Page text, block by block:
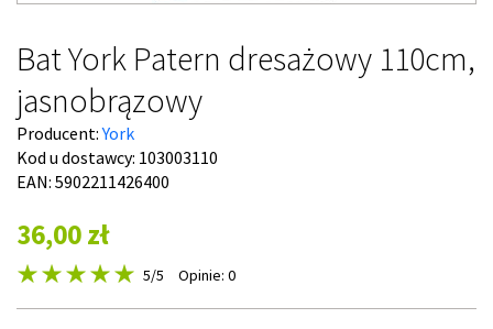
Bat York Patern dresażowy 110cm,
jasnobrązowy
Producent:York
Kod u dostawcy: 103003110
EAN: 5902211426400
36,00 zł
5/5 Opinie: 0